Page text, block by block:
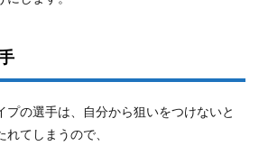
プの選手は、自分から狙いをつけないと
てしまうので、